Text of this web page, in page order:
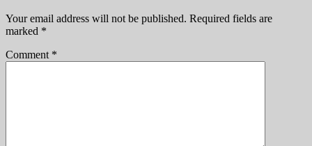
Your email address will not be published. Required fields are
marked *
Comment *